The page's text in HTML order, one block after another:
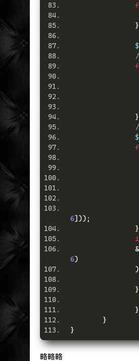
}
}
6]));
}
6)
)
}
}
}
}
略略略